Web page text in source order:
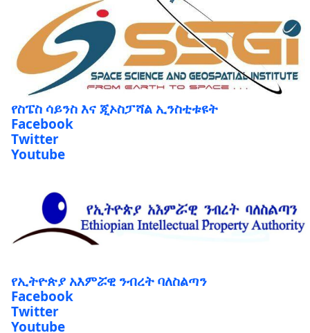
የስፔስ ሳይንስ እና ጂኦስፓሻል ኢንስቲቱዩት
Facebook
Twitter
Youtube
የኢትዮጵያ አእምሯዊ ንብረት ባለስልጣን
Facebook
Twitter
Youtube